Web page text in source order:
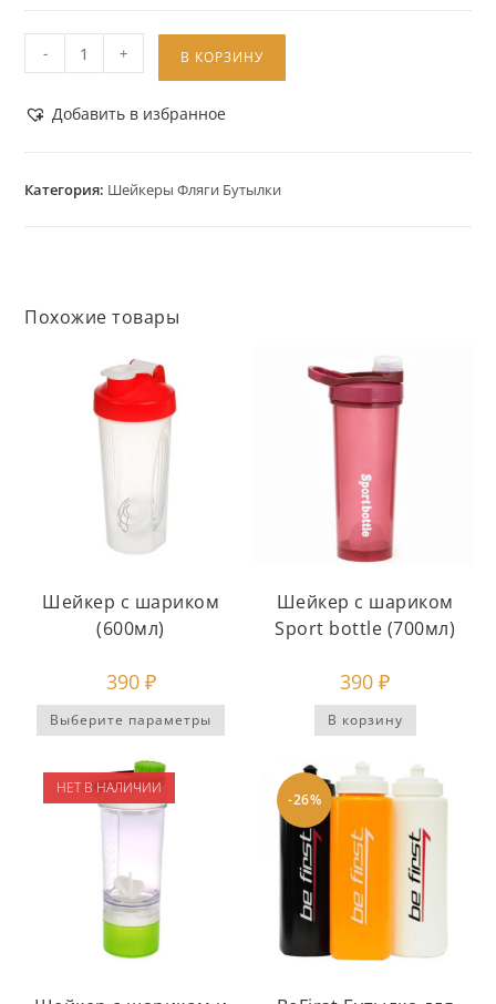
- + В КОРЗИНУ
Добавить в избранное
Категория: Шейкеры Фляги Бутылки
Похожие товары
Шейкер с шариком
(600мл)
390 ₽
Выберите параметры
Шейкер с шариком
Sport bottle (700мл)
390₽
В корзину
НЕТ В НАЛИЧИИ
-26%